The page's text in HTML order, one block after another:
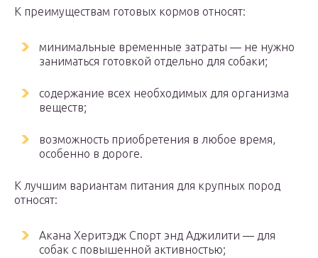
К преимуществам готовых кормов относят:
минимальные временные затраты — не нужно
заниматься готовкой отдельно для собаки;
содержание всех необходимых для организма
веществ;
возможность приобретения в любое время,
особенно в дороге.
К лучшим вариантам питания для крупных пород
относят:
Акана Херитэдж Спорт энд Аджилити — для
собак с повышенной активностью;